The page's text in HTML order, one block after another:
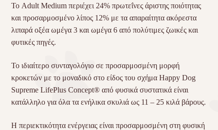
Το Adult Medium περιέχει 24% πρωτεΐνες άριστης ποιότητας
και προσαρμοσμένο λίπος 12% με τα απαραίτητα ακόρεστα
λιπαρά οξέα ωμέγα 3 και ωμέγα 6 από πολύτιμες ζωικές και
φυτικές πηγές.
Το ιδιαίτερο συνταγολόγιο σε προσαρμοσμένη μορφή
κροκετών με το μοναδικό στο είδος του σχήμα Happy Dog
Supreme LifePlus Concept® από φυσικά συστατικά είναι
κατάλληλο για όλα τα ενήλικα σκυλιά ως 11 – 25 κιλά βάρους.
Η περιεκτικότητα ενέργειας είναι προσαρμοσμένη στη φυσική